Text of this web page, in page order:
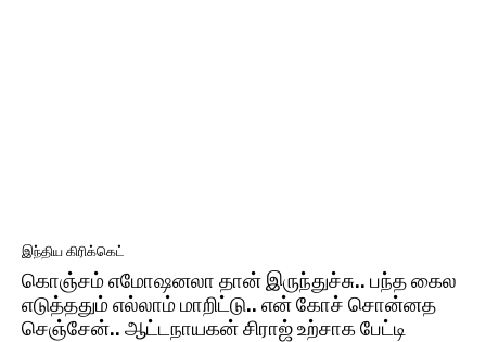
இந்திய கிரிக்கெட்
கொஞ்சம் எமோஷனலா தான் இருந்துச்சு.. பந்த கைல
எடுத்ததும் எல்லாம் மாறிட்டு.. என் கோச் சொன்னத
செஞ்சேன்.. ஆட்டநாயகன் சிராஜ் உற்சாக பேட்டி